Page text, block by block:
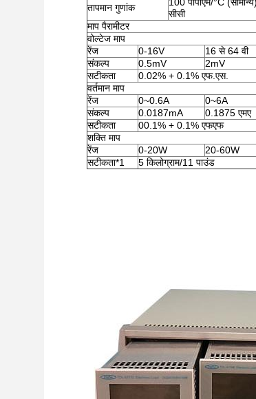
तापमान गुणांक
सीसी
माप पैरामीटर
वोल्टेज माप
रेंज
0-16V 16 से 64 वी
संकल्प
0.5mV 2mV
सटीकता
0.02% + 0.1% एफ.एस.
वर्तमान माप
रेंज
0~0.6A 0~6A
संकल्प
0.0187mA 0.1875 एमए
सटीकता
00.1% + 0.1% एफएफ
शक्ति माप
रेंज
0-20W 20-60W
सटीकता*1
5 किलोग्राम/11 पाउंड